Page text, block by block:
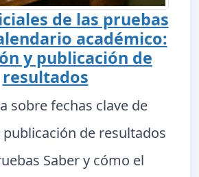
de las pruebas
académico:
y publicación de
resultados
sobre fechas clave de
de resultados
Saber y cómo el